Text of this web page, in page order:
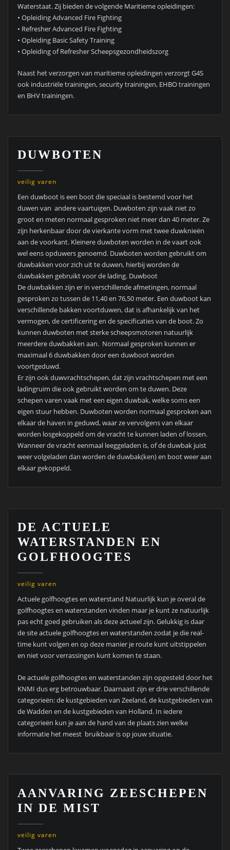
Waterstaat. Zij bieden de volgende Maritieme opleidingen:
• Opleiding Advanced Fire Fighting
• Refresher Advanced Fire Fighting
• Opleiding Basic Safety Training
• Opleiding of Refresher Scheepsgezondheidszorg
Naast het verzorgen van maritieme opleidingen verzorgt G4S
ook industriële trainingen, security trainingen, EHBO trainingen
en BHV trainingen.
DUWBOTEN
veilig varen
Een duwboot is een boot die speciaal is bestemd voor het
duwen van andere vaartuigen. Duwboten zijn vaak niet zo
groot en meten normaal gesproken niet meer dan 40 meter. Ze
zijn herkenbaar door de vierkante vorm met twee duwknieën
aan de voorkant. Kleinere duwboten worden in de vaart ook
wel eens opduwers genoemd. Duwboten worden gebruikt om
duwbakken voor zich uit te duwen, hierbij worden de
duwbakken gebruikt voor de lading. Duwboot
De duwbakken zijn er in verschillende afmetingen, normaal
gesproken zo tussen de 11,40 en 76,50 meter. Een duwboot kan
verschillende bakken voortduwen, dat is afhankelijk van het
vermogen, de certificering en de specificaties van de boot. Zo
kunnen duwboten met sterke scheepsmotoren natuurlijk
meerdere duwbakken aan. Normaal gesproken kunnen er
maximaal 6 duwbakken door een duwboot worden
voortgeduwd.
Er zijn ook duwvrachtschepen, dat zijn vrachtschepen met een
ladingruim die ook gebruikt worden om te duwen. Deze
schepen varen vaak met een eigen duwbak, welke soms een
eigen stuur hebben. Duwboten worden normaal gesproken aan
elkaar de haven in geduwd, waar ze vervolgens van elkaar
worden losgekoppeld om de vracht te kunnen laden of lossen.
Wanneer de vracht eenmaal leeggeladen is, of de duwbak juist
weer volgeladen dan worden de duwbak(ken) en boot weer aan
elkaar gekoppeld.
DE ACTUELE
WATERSTANDEN EN
GOLFHOOGTES
veilig varen
Actuele golfhoogtes en waterstand Natuurlijk kun je overal de
golfhoogtes en waterstanden vinden maar je kunt ze natuurlijk
pas echt goed gebruiken als deze actueel zijn. Gelukkig is daar
de site actuele golfhoogtes en waterstanden zodat je die real-
time kunt volgen en op deze manier je route kunt uitstippelen
en niet voor verrassingen kunt komen te staan.
De actuele golfhoogtes en waterstanden zijn opgesteld door het
KNMI dus erg betrouwbaar. Daarnaast zijn er drie verschillende
categorieën: de kustgebieden van Zeeland, de kustgebieden van
de Wadden en de kustgebieden van Holland. In iedere
categorieën kun je aan de hand van de plaats zien welke
informatie het meest bruikbaar is op jouw situatie.
AANVARING ZEESCHEPEN
IN DE MIST
veilig varen